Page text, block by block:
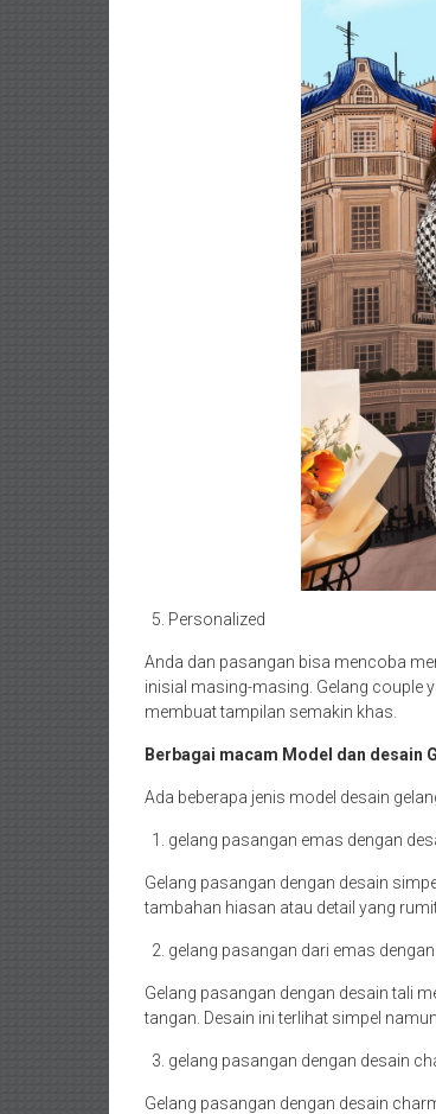
Personalized
Anda dan pasangan bisa mencoba
inisial masing-masing. Gelang couple
membuat tampilan semakin khas.
Berbagai macam Model dan desain
Ada beberapa jenis model desain
gelang pasangan emas dengan
Gelang pasangan dengan desain
tambahan hiasan atau detail yang
gelang pasangan dari emas
Gelang pasangan dengan desain tali
tangan. Desain ini terlihat simpel
gelang pasangan dengan desain
Gelang pasangan dengan desain